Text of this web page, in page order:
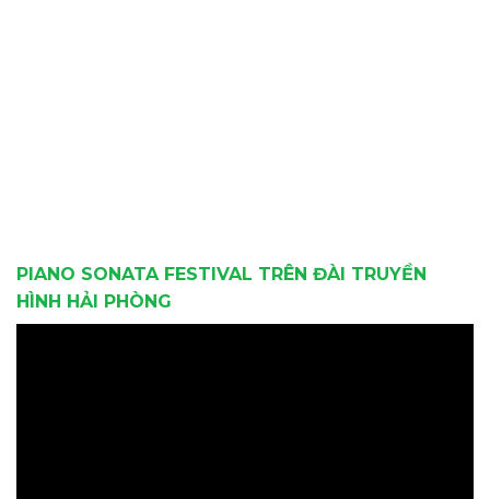
PIANO SONATA FESTIVAL TRÊN ĐÀI TRUYỀN
HÌNH HẢI PHÒNG